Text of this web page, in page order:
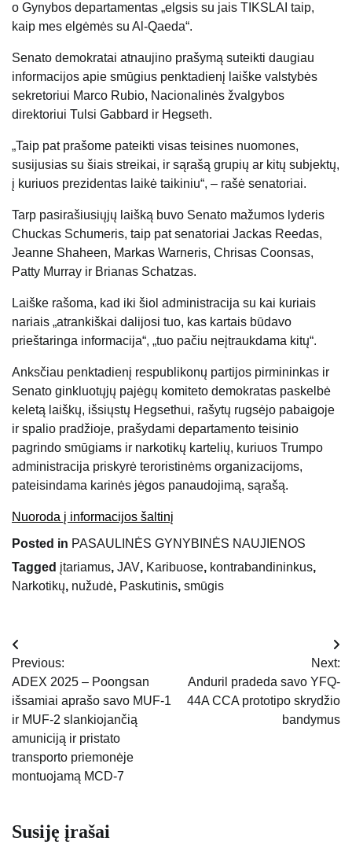
o Gynybos departamentas „elgsis su jais TIKSLAI taip,
kaip mes elgėmės su Al-Qaeda“.
Senato demokratai atnaujino prašymą suteikti daugiau
informacijos apie smūgius penktadienį laiške valstybės
sekretoriui Marco Rubio, Nacionalinės žvalgybos
direktoriui Tulsi Gabbard ir Hegseth.
„Taip pat prašome pateikti visas teisines nuomones,
susijusias su šiais streikai, ir sąrašą grupių ar kitų subjektų,
į kuriuos prezidentas laikė taikiniu“, – rašė senatoriai.
Tarp pasirašiusiųjų laišką buvo Senato mažumos lyderis
Chuckas Schumeris, taip pat senatoriai Jackas Reedas,
Jeanne Shaheen, Markas Warneris, Chrisas Coonsas,
Patty Murray ir Brianas Schatzas.
Laiške rašoma, kad iki šiol administracija su kai kuriais
nariais „atrankiškai dalijosi tuo, kas kartais būdavo
prieštaringa informacija“, „tuo pačiu neįtraukdama kitų“.
Anksčiau penktadienį respublikonų partijos pirmininkas ir
Senato ginkluotųjų pajėgų komiteto demokratas paskelbė
keletą laiškų, išsiųstų Hegsethui, rašytų rugsėjo pabaigoje
ir spalio pradžioje, prašydami departamento teisinio
pagrindo smūgiams ir narkotikų kartelių, kuriuos Trumpo
administracija priskyrė teroristinėms organizacijoms,
pateisindama karinės jėgos panaudojimą, sąrašą.
Nuoroda į informacijos šaltinį
Posted in PASAULINĖS GYNYBINĖS NAUJIENOS
Tagged įtariamus, JAV, Karibuose, kontrabandininkus,
Narkotikų, nužudė, Paskutinis, smūgis
Navigacija
tarp
įrašų
Previous:
ADEX 2025 – Poongsan
išsamiai aprašo savo MUF-1
ir MUF-2 slankiojančią
amuniciją ir pristato
transporto priemonėje
montuojamą MCD-7
Next:
Anduril pradeda savo YFQ-
44A CCA prototipo skrydžio
bandymus
Susiję įrašai